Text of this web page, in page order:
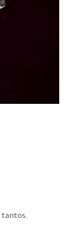
tantos.